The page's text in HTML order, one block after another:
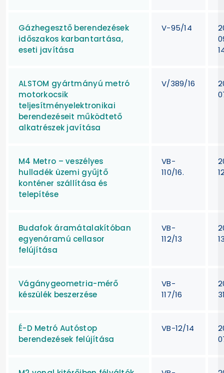
Gázhegesztő berendezések
időszakos karbantartása,
eseti javítása
V-95/14
ALSTOM gyártmányú metró
motorkocsik
teljesítményelektronikai
berendezéseit működtető
alkatrészek javítása
V/389/16
M4 Metro – veszélyes
hulladék üzemi gyűjtő
konténer szállítása és
telepítése
VB-
110/16.
Budafok áramátalakítóban
egyenáramú cellasor
felújítása
VB-
112/13
Vágánygeometria-mérő
készülék beszerzése
VB-
117/16
É-D Metró Autóstop
berendezések felújítása
VB-12/14